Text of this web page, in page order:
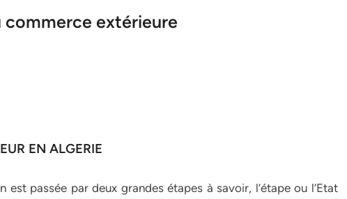
commerce extérieure
EN ALGERIE
est passée par deux grandes étapes à savoir, l’étape ou l’Etat